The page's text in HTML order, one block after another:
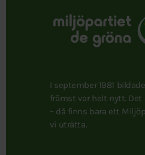
I september 1981
främst var helt nytt. Det
– då finns bara ett
vi uträtta.